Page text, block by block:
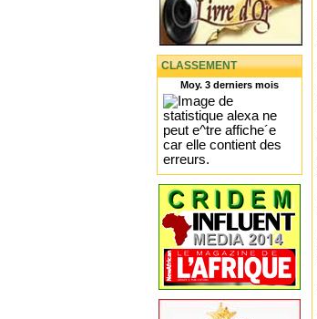
CLASSEMENT
Moy. 3 derniers mois